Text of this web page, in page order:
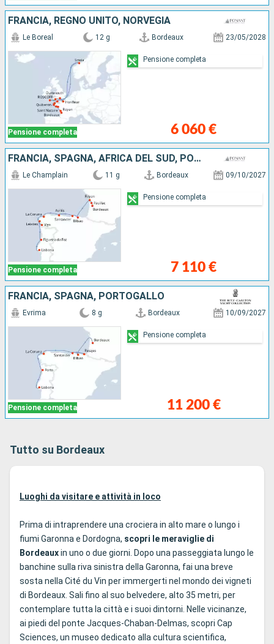
FRANCIA, REGNO UNITO, NORVEGIA
Pensione completa
Le Boreal 12 g Bordeaux 23/05/2028
6 060 €
Pensione completa
FRANCIA, SPAGNA, AFRICA DEL SUD, PORTOGALLO
Pensione completa
Le Champlain 11 g Bordeaux 09/10/2027
7 110 €
Pensione completa
FRANCIA, SPAGNA, PORTOGALLO
Pensione completa
Evrima 8 g Bordeaux 10/09/2027
11 200 €
Pensione completa
Tutto su Bordeaux
Luoghi da visitare e attività in loco
Prima di intraprendere una crociera in alto mare o lungo i
fiumi Garonna e Dordogna, scopri le meraviglie di
Bordeauxin uno o due giorni. Dopo una passeggiata lungo le
banchine sulla riva sinistra della Garonna, fai una breve
sosta nella Cité du Vin per immergerti nel mondo dei vigneti
di Bordeaux. Sali fino al suo belvedere, alto 35 metri, per
contemplare tutta la città e i suoi dintorni. Nelle vicinanze,
ai piedi del ponte Jacques-Chaban-Delmas, scopri Cap
Sciences, un museo dedicato alla cultura scientifica,